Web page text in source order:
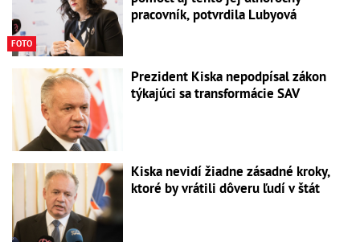
FOTO
pracovník, potvrdila Lubyová
Prezident Kiska nepodpísal zákon
týkajúci sa transformácie SAV
Kiska nevidí žiadne zásadné kroky,
ktoré by vrátili dôveru ľudí v štát